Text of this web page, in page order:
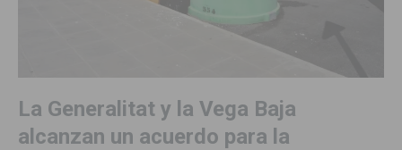
La Generalitat y la Vega Baja
alcanzan un acuerdo para la